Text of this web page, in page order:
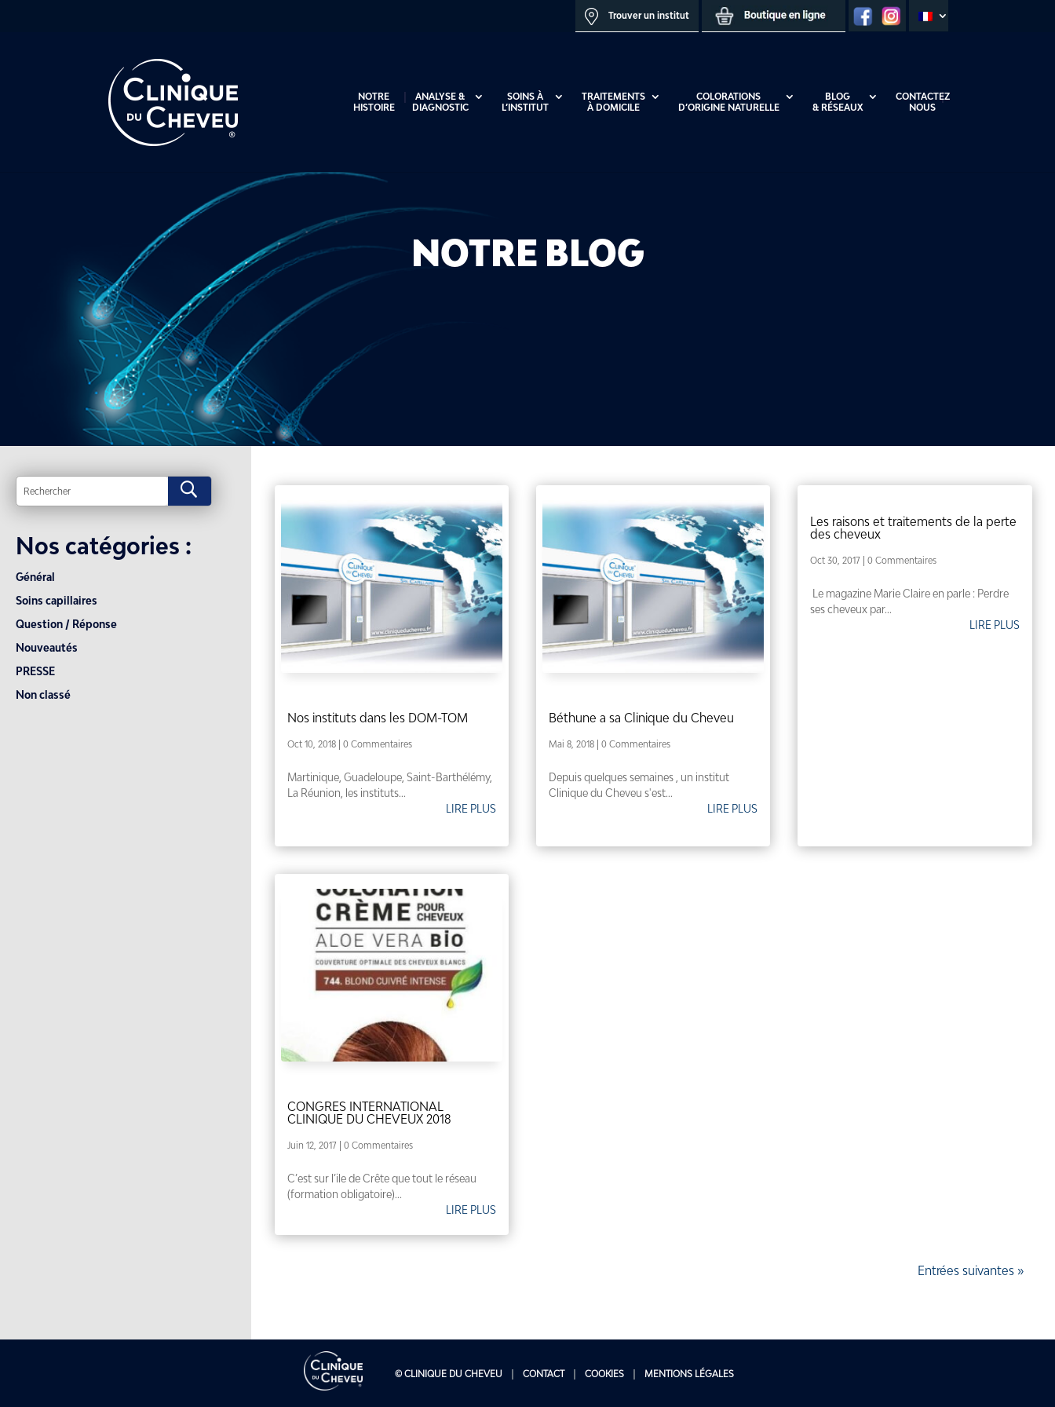
Trouver un institut
NOTRE
HISTOIRE
ANALYSE &
DIAGNOSTIC
SOINS À
L’INSTITUT
TRAITEMENTS
À DOMICILE
COLORATIONS
D’ORIGINE NATURELLE
BLOG
& RÉSEAUX
CONTACTEZ
NOUS
NOTRE BLOG
U
Nos catégories :
Général
Soins capillaires
Question / Réponse
Nouveautés
PRESSE
Non classé
Nos instituts dans les DOM-TOM
Oct 10, 2018 | 0 Commentaires
Martinique, Guadeloupe, Saint-Barthélémy,
La Réunion, les instituts...
LIRE PLUS
Béthune a sa Clinique du Cheveu
Mai 8, 2018 | 0 Commentaires
Depuis quelques semaines , un institut
Clinique du Cheveu s'est...
LIRE PLUS
Les raisons et traitements de la perte
des cheveux
Oct 30, 2017 | 0 Commentaires
Le magazine Marie Claire en parle : Perdre
ses cheveux par...
LIRE PLUS
CONGRES INTERNATIONAL
CLINIQUE DU CHEVEUX 2018
Juin 12, 2017 | 0 Commentaires
C’est sur l’ile de Crête que tout le réseau
(formation obligatoire)...
LIRE PLUS
Entrées suivantes »
© CLINIQUE DU CHEVEU CONTACT COOKIES MENTIONS LÉGALES